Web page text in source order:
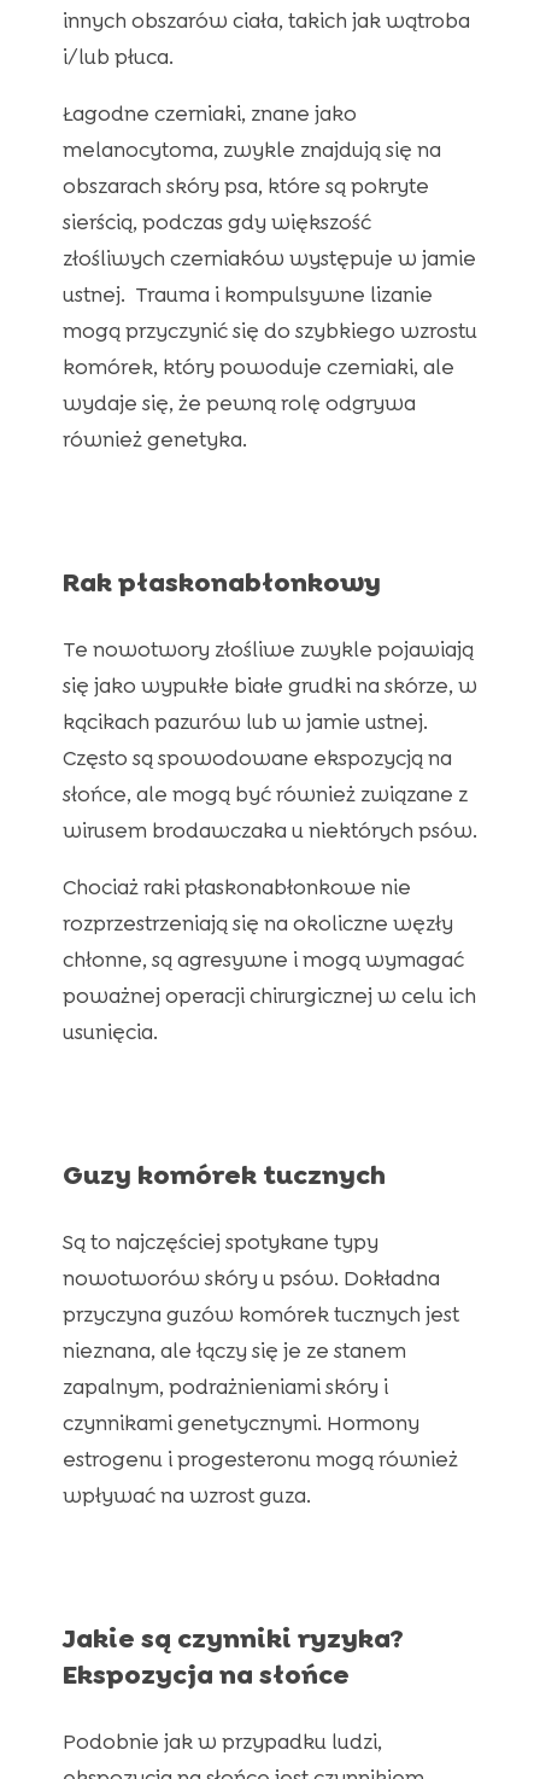
innych obszarów ciała, takich jak wątroba
i/lub płuca.
Łagodne czerniaki, znane jako
melanocytoma, zwykle znajdują się na
obszarach skóry psa, które są pokryte
sierścią, podczas gdy większość
złośliwych czerniaków występuje w jamie
ustnej. Trauma i kompulsywne lizanie
mogą przyczynić się do szybkiego wzrostu
komórek, który powoduje czerniaki, ale
wydaje się, że pewną rolę odgrywa
również genetyka.
Rak płaskonabłonkowy
Te nowotwory złośliwe zwykle pojawiają
się jako wypukłe białe grudki na skórze, w
kącikach pazurów lub w jamie ustnej.
Często są spowodowane ekspozycją na
słońce, ale mogą być również związane z
wirusem brodawczaka u niektórych psów.
Chociaż raki płaskonabłonkowe nie
rozprzestrzeniają się na okoliczne węzły
chłonne, są agresywne i mogą wymagać
poważnej operacji chirurgicznej w celu ich
usunięcia.
Guzy komórek tucznych
Są to najczęściej spotykane typy
nowotworów skóry u psów. Dokładna
przyczyna guzów komórek tucznych jest
nieznana, ale łączy się je ze stanem
zapalnym, podrażnieniami skóry i
czynnikami genetycznymi. Hormony
estrogenu i progesteronu mogą również
wpływać na wzrost guza.
Jakie są czynniki ryzyka?
Ekspozycja na słońce
Podobnie jak w przypadku ludzi,